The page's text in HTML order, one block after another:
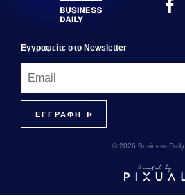
Εγγραφεiτε στο Newsletter
© 2026 Business Daily